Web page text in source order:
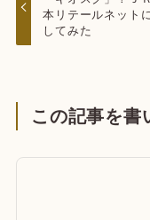
本リテールネット
してみた
この記事を書